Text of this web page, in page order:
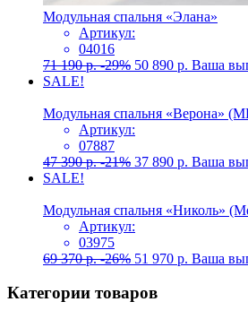
Модульная спальня «Элана»
Артикул:
04016
71 190р. -29% 50 890 р. Ваша
SALE!
Модульная спальня «Верона»
Артикул:
07887
47 390р. -21% 37 890 р. Ваша
SALE!
Модульная спальня «Николь»
Артикул:
03975
69 370р. -26% 51 970 р. Ваша
Категории товаров